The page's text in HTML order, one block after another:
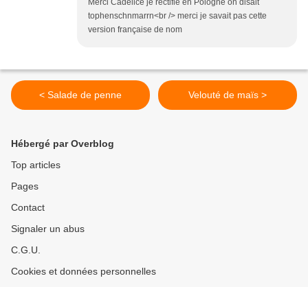
Merci Cadelice je rectifié en Pologne on disait
tophenschnmarrn<br /> merci je savait pas cette
version française de nom
< Salade de penne Velouté de maïs >
Hébergé par Overblog
Top articles
Pages
Contact
Signaler un abus
C.G.U.
Cookies et données personnelles